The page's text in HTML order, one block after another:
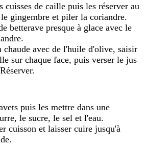
cuisses de caille puis les réserver au
gingembre et piler la coriandre.
betterave presque à glace avec le
chaude avec de l'huile d'olive, saisir
sur chaque face, puis verser le jus
puis les mettre dans une
le sucre, le sel et l'eau.
cuisson et laisser cuire jusqu'à